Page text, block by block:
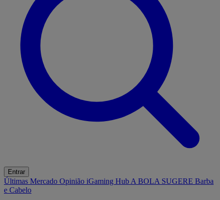
Entrar
Últimas Mercado Opinião iGaming Hub A BOLA SUGERE Barba
e Cabelo